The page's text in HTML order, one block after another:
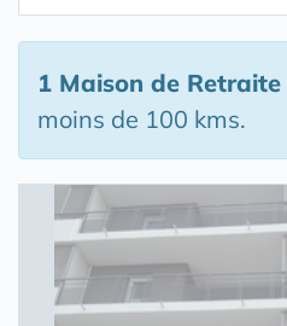
1 Maison de Retraite
moins de 100 kms.